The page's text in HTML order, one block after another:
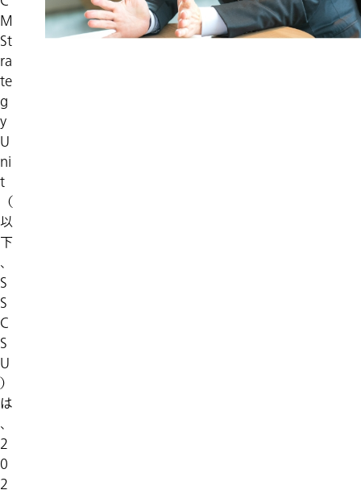
M
St
ra
te
g
y
U
ni
t
（
以
下
、
S
S
C
S
U
）
は
、
2
0
2